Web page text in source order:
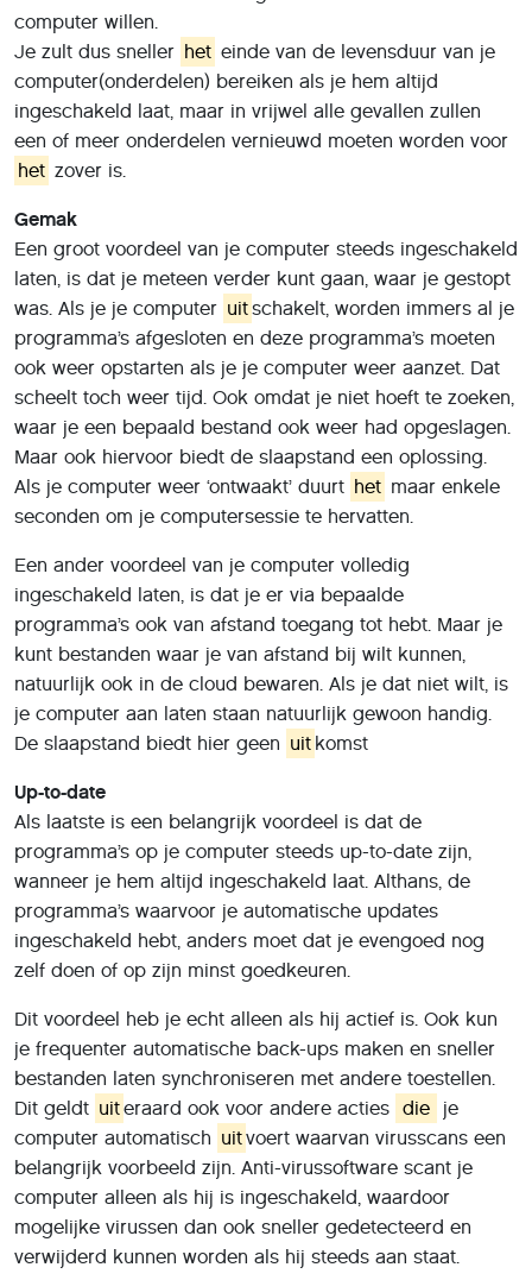
computer willen.
Je zult dus sneller het einde van de levensduur van je
computer(onderdelen) bereiken als je hem altijd
ingeschakeld laat, maar in vrijwel alle gevallen zullen
een of meer onderdelen vernieuwd moeten worden voor
het zover is.
Gemak
Een groot voordeel van je computer steeds ingeschakeld
laten, is dat je meteen verder kunt gaan, waar je gestopt
was. Als je je computer uitschakelt, worden immers al je
programma’s afgesloten en deze programma’s moeten
ook weer opstarten als je je computer weer aanzet. Dat
scheelt toch weer tijd. Ook omdat je niet hoeft te zoeken,
waar je een bepaald bestand ook weer had opgeslagen.
Maar ook hiervoor biedt de slaapstand een oplossing.
Als je computer weer ‘ontwaakt’ duurt het maar enkele
seconden om je computersessie te hervatten.
Een ander voordeel van je computer volledig
ingeschakeld laten, is dat je er via bepaalde
programma’s ook van afstand toegang tot hebt. Maar je
kunt bestanden waar je van afstand bij wilt kunnen,
natuurlijk ook in de cloud bewaren. Als je dat niet wilt, is
je computer aan laten staan natuurlijk gewoon handig.
De slaapstand biedt hier geen uit komst
Up-to-date
Als laatste is een belangrijk voordeel is dat de
programma’s op je computer steeds up-to-date zijn,
wanneer je hem altijd ingeschakeld laat. Althans, de
programma’s waarvoor je automatische updates
ingeschakeld hebt, anders moet dat je evengoed nog
zelf doen of op zijn minst goedkeuren.
Dit voordeel heb je echt alleen als hij actief is. Ook kun
je frequenter automatische back-ups maken en sneller
bestanden laten synchroniseren met andere toestellen.
Dit geldt uiteraard ook voor andere acties die
je
computer automatisch uitvoert waarvan virusscans een
belangrijk voorbeeld zijn. Anti-virussoftware scant je
computer alleen als hij is ingeschakeld, waardoor
mogelijke virussen dan ook sneller gedetecteerd en
verwijderd kunnen worden als hij steeds aan staat.